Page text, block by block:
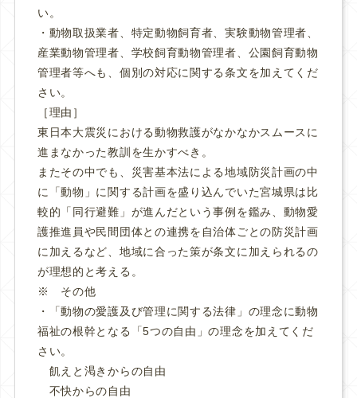
い。
・動物取扱業者、特定動物飼育者、実験動物管理者、
産業動物管理者、学校飼育動物管理者、公園飼育動物
管理者等へも、個別の対応に関する条文を加えてくだ
さい。
［理由］
東日本大震災における動物救護がなかなかスムースに
進まなかった教訓を生かすべき。
またその中でも、災害基本法による地域防災計画の中
に「動物」に関する計画を盛り込んでいた宮城県は比
較的「同行避難」が進んだという事例を鑑み、動物愛
護推進員や民間団体との連携を自治体ごとの防災計画
に加えるなど、地域に合った策が条文に加えられるの
が理想的と考える。
※ その他
・「動物の愛護及び管理に関する法律」の理念に動物
福祉の根幹となる「5つの自由」の理念を加えてくだ
さい。
飢えと渇きからの自由
不快からの自由